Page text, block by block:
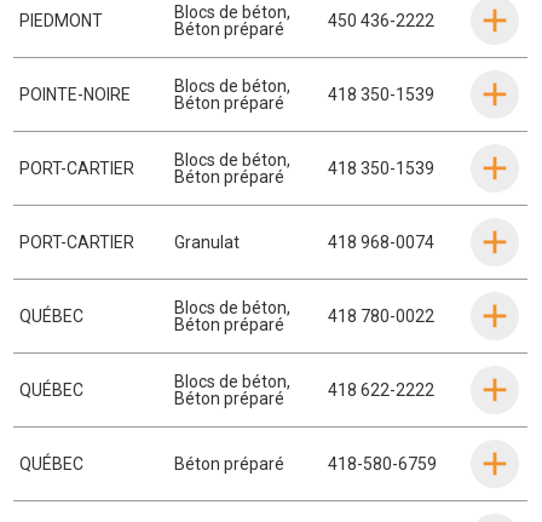
PIEDMONT Blocs de béton,
Béton préparé
450 436-2222
POINTE-NOIRE Blocs de béton,
Béton préparé
418 350-1539
PORT-CARTIER Blocs de béton,
Béton préparé
418 350-1539
PORT-CARTIER Granulat 418 968-0074
QUÉBEC Blocs de béton,
Béton préparé
418 780-0022
QUÉBEC Blocs de béton,
Béton préparé
418 622-2222
QUÉBEC Béton préparé 418-580-6759